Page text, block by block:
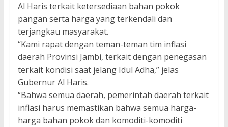
Al Haris terkait ketersediaan bahan pokok
pangan serta harga yang terkendali dan
terjangkau masyarakat.
“Kami rapat dengan teman-teman tim inflasi
daerah Provinsi Jambi, terkait dengan penegasan
terkait kondisi saat jelang Idul Adha,” jelas
Gubernur Al Haris.
“Bahwa semua daerah, pemerintah daerah terkait
inflasi harus memastikan bahwa semua harga-
harga bahan pokok dan komoditi-komoditi